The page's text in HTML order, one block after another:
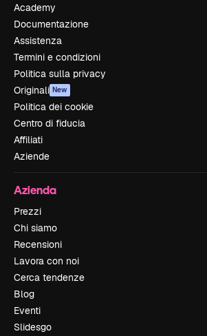
Academy
Documentazione
Assistenza
Termini e condizioni
Politica sulla privacy
Originali New
Politica dei cookie
Centro di fiducia
Affiliati
Aziende
Azienda
Prezzi
Chi siamo
Recensioni
Lavora con noi
Cerca tendenze
Blog
Eventi
Slidesgo